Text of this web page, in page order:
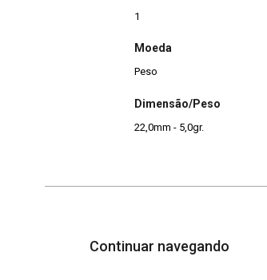
1
Moeda
Peso
Dimensão/Peso
22,0mm - 5,0gr.
Continuar navegando